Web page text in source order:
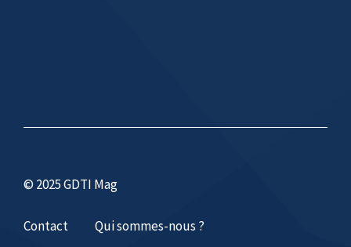
© 2025 GDTI Mag
Contact Qui sommes-nous ?